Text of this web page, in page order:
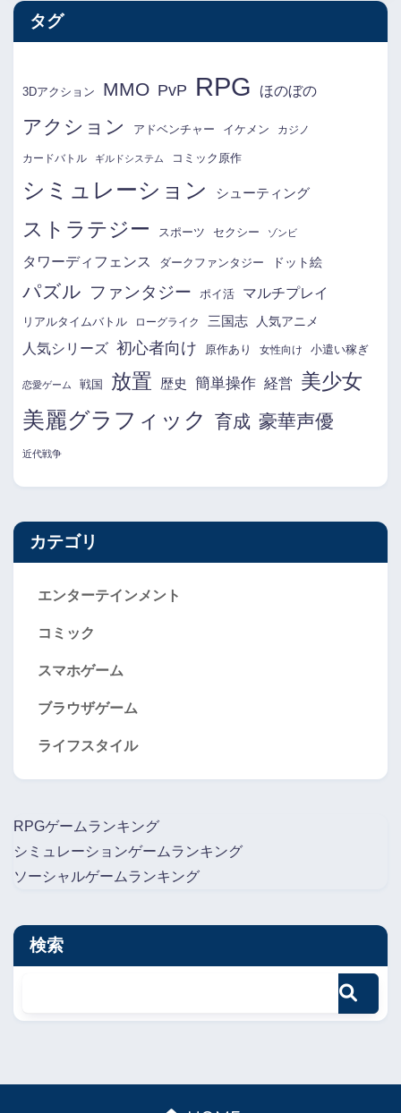
タグ
3Dアクション MMO PvP RPG ほのぼの
アクション アドベンチャー イケメン カジノ
カードバトル ギルドシステム コミック原作
シミュレーション シューティング
ストラテジー スポーツ セクシー ゾンビ
タワーディフェンス ダークファンタジー ドット絵
パズル ファンタジー ポイ活 マルチプレイ
リアルタイムバトル ローグライク 三国志 人気アニメ
人気シリーズ 初心者向け 原作あり 女性向け 小遣い稼ぎ
恋愛ゲーム 戦国 放置 歴史 簡単操作 経営 美少女
美麗グラフィック 育成 豪華声優
近代戦争
カテゴリ
エンターテインメント
コミック
スマホゲーム
ブラウザゲーム
ライフスタイル
RPGゲームランキング
シミュレーションゲームランキング
ソーシャルゲームランキング
検索